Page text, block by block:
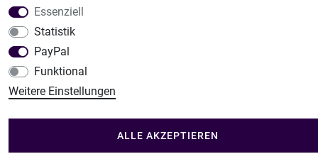
Essenziell
Statistik
PayPal
Funktional
Weitere Einstellungen
ALLE AKZEPTIEREN